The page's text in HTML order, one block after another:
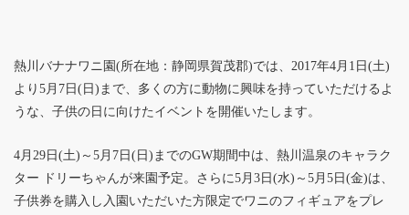
熱川バナナワニ園(所在地：静岡県賀茂郡)では、2017年4月1日(土)
より5月7日(日)まで、多くの方に動物に興味を持っていただけるよ
うな、子供の日に向けたイベントを開催いたします。
4月29日(土)～5月7日(日)までのGW期間中は、熱川温泉のキャラク
ター ドリーちゃんが来園予定。さらに5月3日(水)～5月5日(金)は、
子供券を購入し入園いただいた方限定でワニのフィギュアをプレ